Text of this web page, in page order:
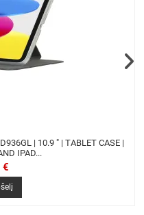
| 10.9 " | TABLET CASE |
IPAD...
€